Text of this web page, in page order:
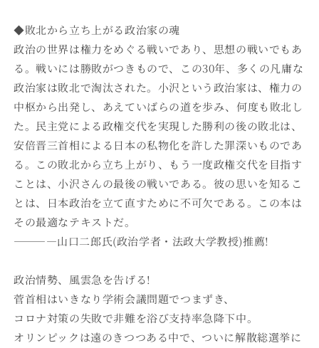
数
を
減
ら
す
数
を
増
や
す
◆敗北から立ち上がる政治家の魂
政治の世界は権力をめぐる戦いであり、思想の戦いでもあ
る。戦いには勝敗がつきもので、この30年、多くの凡庸な
政治家は敗北で淘汰された。小沢という政治家は、権力の
中枢から出発し、あえていばらの道を歩み、何度も敗北し
た。民主党による政権交代を実現した勝利の後の敗北は、
安倍晋三首相による日本の私物化を許した罪深いものであ
る。この敗北から立ち上がり、もう一度政権交代を目指す
ことは、小沢さんの最後の戦いである。彼の思いを知るこ
とは、日本政治を立て直すために不可欠である。この本は
その最適なテキストだ。
――――山口二郎氏(政治学者・法政大学教授)推薦!
政治情勢、風雲急を告げる!
菅首相はいきなり学術会議問題でつまずき、
コロナ対策の失敗で非難を浴び支持率急降下中。
オリンピックは遠のきつつある中で、ついに解散総選挙に